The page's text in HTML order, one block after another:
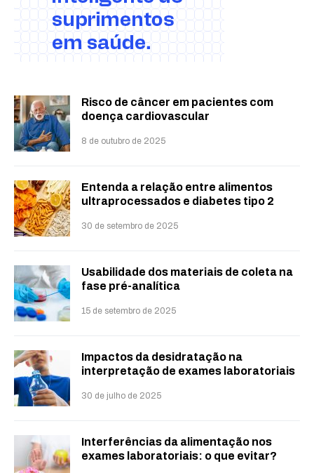
Risco de câncer em pacientes com
doença cardiovascular
8 de outubro de 2025
Entenda a relação entre alimentos
ultraprocessados e diabetes tipo 2
30 de setembro de 2025
Usabilidade dos materiais de coleta na
fase pré-analítica
15 de setembro de 2025
Impactos da desidratação na
interpretação de exames laboratoriais
30 de julho de 2025
Interferências da alimentação nos
exames laboratoriais: o que evitar?